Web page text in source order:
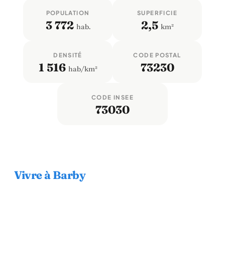
POPULATION
3 772 hab.
SUPERFICIE
2,5 km²
DENSITÉ
1 516 hab/km²
CODE POSTAL
73230
CODE INSEE
73030
Vivre à Barby